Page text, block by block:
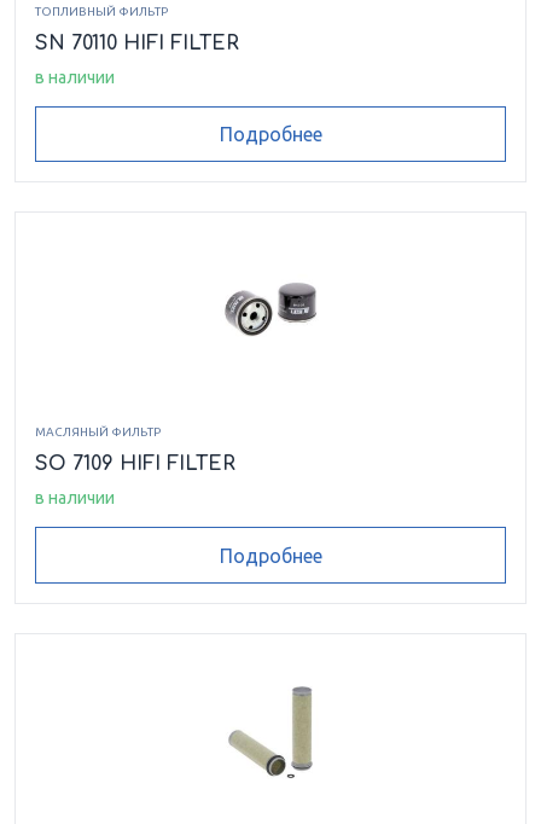
ТОПЛИВНЫЙ ФИЛЬТР
SN 70110 HIFI FILTER
в наличии
Подробнее
МАСЛЯНЫЙ ФИЛЬТР
SO 7109 HIFI FILTER
в наличии
Подробнее